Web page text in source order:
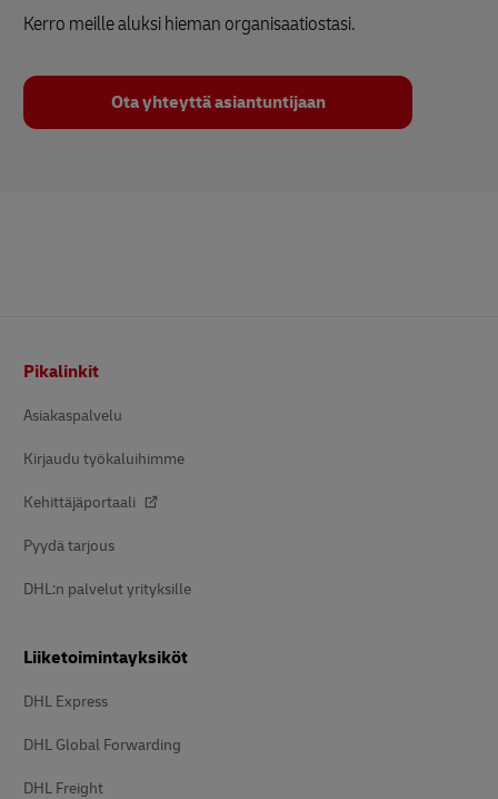
Kerro meille aluksi hieman organisaatiostasi.
Ota yhteyttä asiantuntijaan
Pikalinkit
Asiakaspalvelu
Kirjaudu työkaluihimme
Kehittäjäportaali
Pyydä tarjous
DHL:n palvelut yrityksille
Liiketoimintayksiköt
DHL Express
DHL Global Forwarding
DHL Freight